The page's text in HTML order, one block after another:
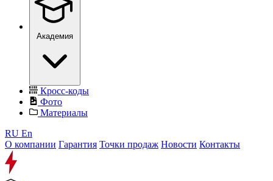
Академия
Кросс-коды
Фото
Материалы
RU En
О компании Гарантия Точки продаж Новости Контакты